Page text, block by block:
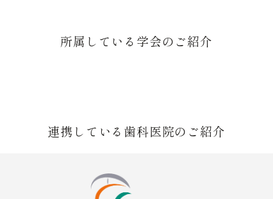
所属している学会のご紹介
連携している歯科医院のご紹介